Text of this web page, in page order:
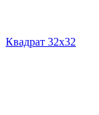
Квадрат 32х32